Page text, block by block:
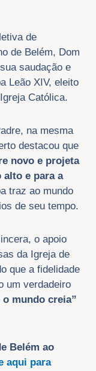
de
de Belém, Dom
saudação e
Leão XIV, eleito
Católica.
na mesma
destacou que
novo e projeta
alto e para a
traz ao mundo
de seu tempo.
o apoio
da Igreja de
que a fidelidade
um verdadeiro
o mundo creia”
Belém ao
aqui para